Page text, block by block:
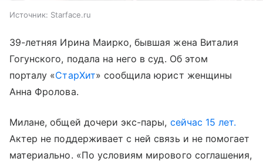
Источник: Starface.ru
39-летняя Ирина Маирко, бывшая жена Виталия
Гогунского, подала на него в суд. Об этом
порталу «СтарХит» сообщила юрист женщины
Анна Фролова.
Милане, общей дочери экс-пары, сейчас 15 лет.
Актер не поддерживает с ней связь и не помогает
материально. «По условиям мирового соглашения,